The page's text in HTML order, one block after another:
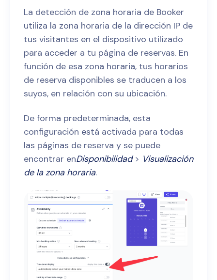
La detección de zona horaria de Booker
utiliza la zona horaria de la dirección IP de
tus visitantes en el dispositivo utilizado
para acceder a tu página de reservas. En
función de esa zona horaria, tus horarios
de reserva disponibles se traducen a los
suyos, en relación con su ubicación.
De forma predeterminada, esta
configuración está activada para todas
las páginas de reserva y se puede
encontrar enDisponibilidad> Visualización
de la zona horaria.